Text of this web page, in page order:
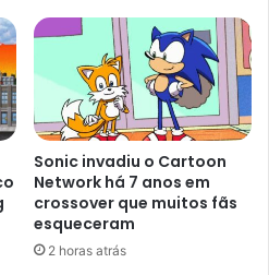
Sonic invadiu o Cartoon
Network há 7 anos em
crossover que muitos fãs
esqueceram
2 horas atrás